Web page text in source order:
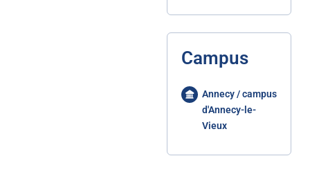
Campus
Annecy / campus
d'Annecy-le-
Vieux